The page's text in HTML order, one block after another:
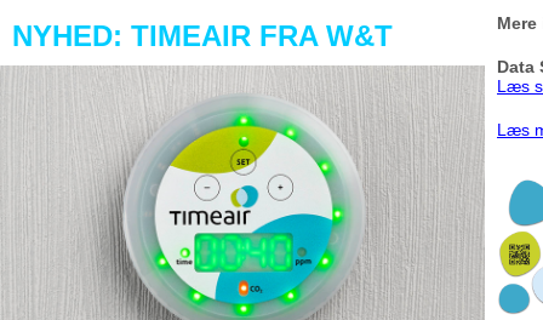
NYHED: TIMEAIR FRA W&T
Data
Læs
Læs